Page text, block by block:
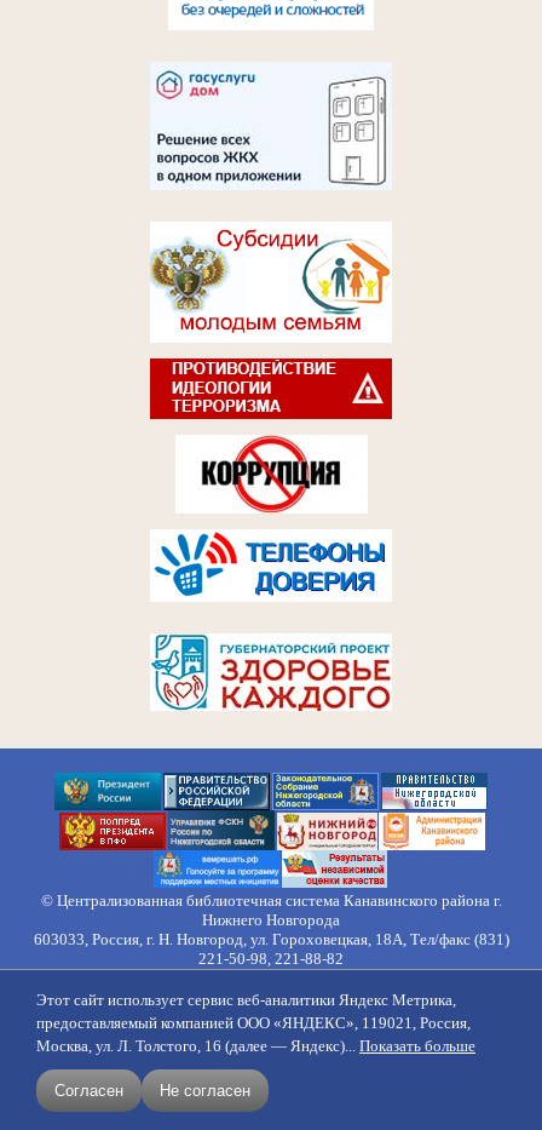
создание сайтов
продвижение
поддержка
© Централизованная библиотечная система Канавинского района г.
Нижнего Новгорода
603033, Россия, г. Н. Новгород, ул. Гороховецкая, 18А, Тел/факс (831)
221-50-98, 221-88-82
Контакты Противодействие коррупции
Противодействие
идеологии терроризма
Напишите нам
Этот сайт использует сервис веб-аналитики Яндекс Метрика,
предоставляемый компанией ООО «ЯНДЕКС», 119021, Россия,
Москва, ул. Л. Толстого, 16 (далее — Яндекс)... Показать больше
Согласен Не согласен